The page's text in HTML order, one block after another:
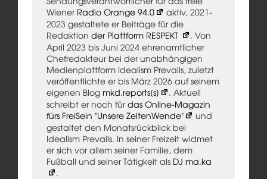
Wiener Radio Orange 94.0
aktiv, 2021-
2023 gestaltete er Beiträge für die
Redaktion der Plattform RESPEKT
. Von
April 2023 bis Juni 2024 ehrenamtlicher
Chefredakteur bei der unabhängigen
Medienplattform Idealism Prevails, zuletzt
veröffentlichte er bis März 2026 auf seinem
eigenen Blog mkd.reports[s]
. Aktuell
schreibt er noch für das Online-Magazin
fürs FreiSein "Unsere ZeitenWende"
und
gestaltet den Monatsrückblick bei
Idealism Prevails. In seiner Freizeit widmet
er sich vor allem seiner Familie, dem
Fußball und seiner Tätigkeit als DJ ma.ka
.